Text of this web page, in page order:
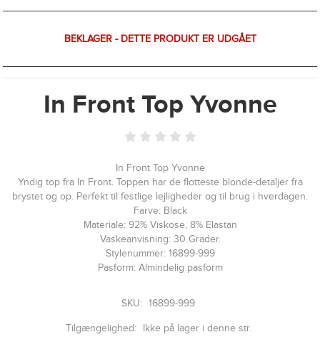
BEKLAGER - DETTE PRODUKT ER UDGÅET
In Front Top Yvonne
In Front Top Yvonne
Yndig top fra In Front. Toppen har de flotteste blonde-detaljer fra
brystet og op. Perfekt til festlige lejligheder og til brug i hverdagen.
Farve: Black
Materiale: 92% Viskose, 8% Elastan
Vaskeanvisning: 30 Grader.
Stylenummer: 16899-999
Pasform: Almindelig pasform
SKU: 16899-999
Tilgængelighed: Ikke på lager i denne str.